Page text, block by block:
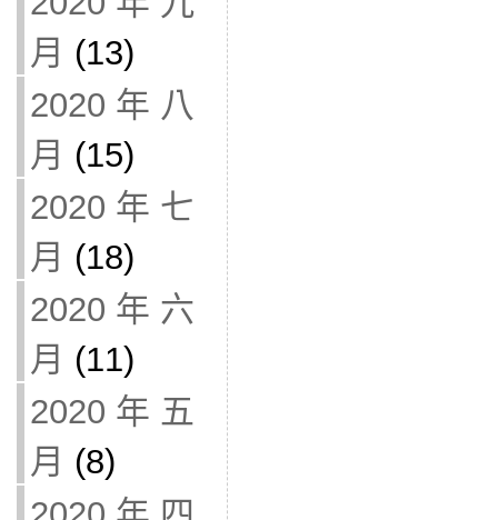
月 (13)
2020 年 八
月 (15)
2020 年 七
月 (18)
2020 年 六
月 (11)
2020 年 五
月 (8)